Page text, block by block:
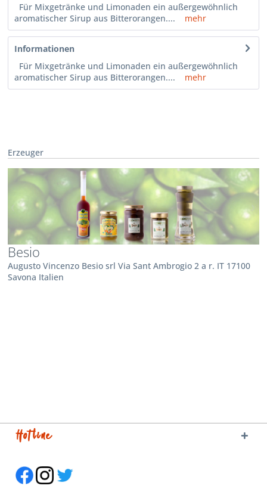
Für Mixgetränke und Limonaden ein außergewöhnlich
aromatischer Sirup aus Bitterorangen....
mehr
Informationen
Für Mixgetränke und Limonaden ein außergewöhnlich
aromatischer Sirup aus Bitterorangen....
mehr
Erzeuger
Besio
Augusto Vincenzo Besio srl Via Sant Ambrogio 2 a r. IT 17100
Savona Italien
Hotline